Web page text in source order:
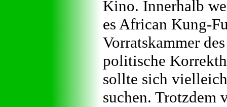
Kino. Innerhalb
es African Kung-
Vorratskammer
politische
sollte sich
suchen. Trotzdem